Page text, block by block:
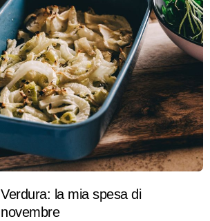
Verdura: la mia spesa di
novembre